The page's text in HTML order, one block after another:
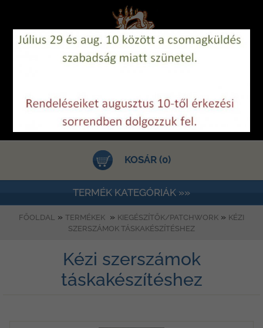
KOSÁR (0)
TERMÉK KATEGÓRIÁK »»
FŐOLDAL » TERMÉKEK » KIEGÉSZÍTŐK/PATCHWORK » KÉZI
SZERSZÁMOK TÁSKAKÉSZÍTÉSHEZ
Kézi szerszámok
táskakészítéshez